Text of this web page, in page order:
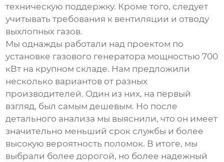
техническую поддержку. Кроме того, следует
учитывать требования к вентиляции и отводу
выхлопных газов.
Мы однажды работали над проектом по
установке газового генератора мощностью 700
кВт на крупном складе. Нам предложили
несколько вариантов от разных
производителей. Один из них, на первый
взгляд, был самым дешевым. Но после
детального анализа мы выяснили, что он имеет
значительно меньший срок службы и более
высокую вероятность поломок. В итоге, мы
выбрали более дорогой, но более надежный